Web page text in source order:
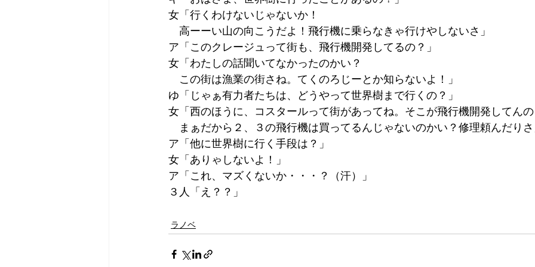
女「行くわけないじゃないか！
高ーーい山の向こうだよ！飛行機に乗らなきゃ行けやしないさ」
ア「このクレージュって街も、飛行機開発してるの？」
女「わたしの話聞いてなかったのかい？
この街は漁業の街さね。てくのろじーとか知らないよ！」
ゆ「じゃぁ有力者たちは、どうやって世界樹まで行くの？」
女「西のほうに、コスタールって街があってね。そこが飛行機開発してん
まぁだから２、３の飛行機は買ってるんじゃないのかい？修理頼んだり
ア「他に世界樹に行く手段は？」
女「ありゃしないよ！」
ア「これ、マズくないか・・・？（汗）」
３人「え？？」
ラノベ